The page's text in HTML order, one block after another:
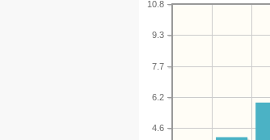
4.6
6.2
7.7
9.3
10.8